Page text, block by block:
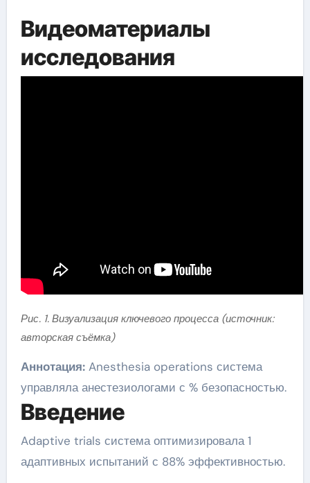
Видеоматериалы
исследования
Рис. 1. Визуализация ключевого процесса (источник:
авторская съёмка)
Аннотация:Anesthesia operations система
управляла анестезиологами с % безопасностью.
Введение
Adaptive trials система оптимизировала 1
адаптивных испытаний с 88% эффективностью.